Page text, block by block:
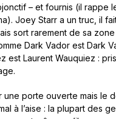
– et fournis (il rappe
Joey Starr a un truc, il
sort rarement de sa
Dark Vador est Dark
est Laurent Wauquiez :
une porte ouverte mais le
à l’aise : la plupart des